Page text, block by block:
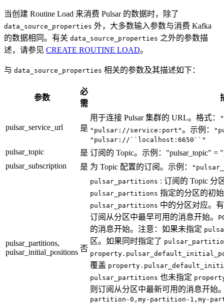
当创建 Routine Load 来消费 Pulsar 的数据时，除了
data_source_properties 外，大多数输入参数与消费 Kafka
的数据相同。有关 data_source_properties 之外的参数描
述，请参见 CREATE ROUTINE LOAD。
与 data_source_properties 相关的参数及其描述如下：
参数
必
需
pulsar_service_url 是
用于连接 Pulsar 集群的 URL。格式：
"pulsar://service:port"。示例：
"pulsar://``localhost:6650``"
pulsar_topic 是 订阅的 Topic。示例："pulsar_topic" =
pulsar_subscription
是 为 Topic 配置的订阅。示例：
pulsar_partitions,
pulsar_initial_positions 否
pulsar_partitions : 订阅的 Topic 分
pulsar_partitions 指定的分区的初
pulsar_partitions 中的分区对应。
订阅从分区中最早可用的消息开始。
的消息开始。注意：如果未指定
区。如果同时指定了
覆盖
pulsar_partitions 也未指定
则订阅从分区中最新可用的消息开始
partition-0,my-partition-1,my-